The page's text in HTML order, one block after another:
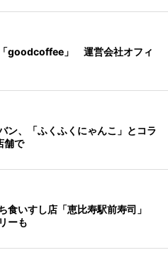
goodcoffee」 運営会社オフィ
ン、「ふくふくにゃんこ」とコラ
舗で
食いすし店「恵比寿駅前寿司」
ーも